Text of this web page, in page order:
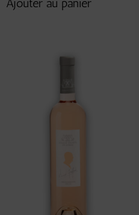
Ajouter au panier